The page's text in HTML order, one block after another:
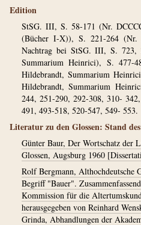
Edition
StSG. III, S. 58-171 (Nr.
(Bücher I-X)), S. 221-264
Nachtrag bei StSG. III, S.
Summarium Heinrici), S. 477-
Hildebrandt, Summarium
Hildebrandt, Summarium
244, 251-290, 292-308, 310-
491, 493-518, 520-547, 549- 553.
Literatur zu den Glossen: Stand
Günter Baur, Der Wortschatz der
Glossen, Augsburg 1960
Rolf Bergmann, Althochdeutsche
Begriff "Bauer".
Kommission für die
herausgegeben von Reinhard
Grinda, Abhandlungen der